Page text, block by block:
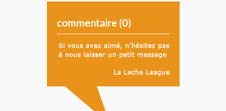
commentaire (0)